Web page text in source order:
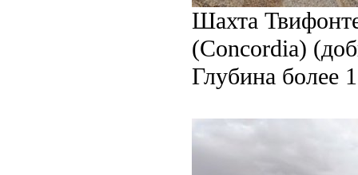
Шахта
(Concordia)
Глубина более